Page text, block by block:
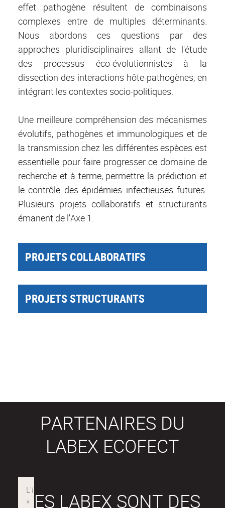
effet pathogène résultent de combinaisons
complexes entre de multiples déterminants.
Nous abordons ces questions par des
approches pluridisciplinaires allant de l'étude
des processus éco-évolutionnistes à la
dissection des interactions hôte-pathogènes, en
intégrant les contextes socio-politiques.
Une meilleure compréhension des mécanismes
évolutifs, pathogènes et immunologiques et de
la transmission chez les différentes espèces est
essentielle pour faire progresser ce domaine de
recherche et à terme, permettre la prédiction et
le contrôle des épidémies infectieuses futures.
Plusieurs projets collaboratifs et structurants
émanent de l'Axe 1.
PROJETS COLLABORATIFS
PROJETS STRUCTURANTS
PARTENAIRES DU
LABEX ECOFECT
LES LABEX SONT DES